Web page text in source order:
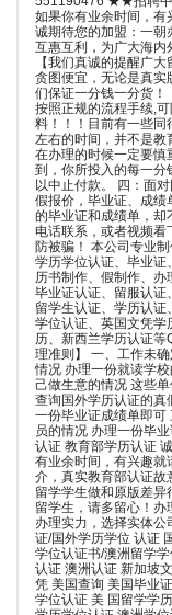
如果你有业余时间，
诚期待您的加盟：一朝
互惠互利，为广大海内
【我们真诚的提醒广
贪图便宜，无论是真实
们保证一分钱一分货
按照正规的流程手续,
料！！！目前有一些同
左右的时间，并不是教
在办理的时候一定要
到，你所投入的每一分
以中止付款。 四：面
假报价，毕业证、成绩
的毕业证和成绩单，却
电话联系，或者视频
防被骗！ 本公司专业
学历学位认证、毕业证
历书制作、假制作、办
毕业证认证、留服认证
留学生认证、学历认
学位认证、英国文凭学
历、新西兰学历认证
理准则】 一、工作未
情况 办理一份就读学
己做生意的情况 这些
查询国外学历认证的真
一份毕业证成绩单即可
员的情况 办理一份毕
认证 教育部学历认证
有业余时间，有兴趣就
介，真实教育部认证故
留学学生做和原版差
留学生，请多留心！办
办理实力，选择实体
证/国外学历学位 认证
学位认证书/澳洲留学
认证 澳洲认证 新加坡
凭 美国查询 美国毕业
学位认证 美 国留学学